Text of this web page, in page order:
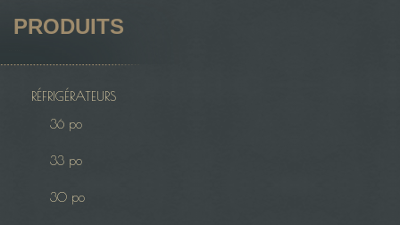
PRODUITS
RÉFRIGÉRATEURS
36 po
33 po
30 po